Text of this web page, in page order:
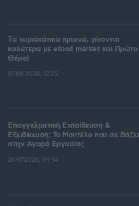
Tα κυριακάτικα πρωινά, γίνονται
καλύτερα με efood market και Πρώτο
Θέμα!
07.08.2026, 12:25
Επαγγελματική Εκπαίδευση &
Εξειδίκευση: Το Mοντέλο που σε Bάζει
στην Aγορά Eργασίας
26.07.2026, 09:54